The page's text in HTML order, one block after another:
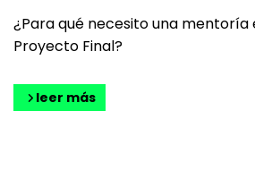
¿Para qué necesito una
Proyecto Final?
leer más